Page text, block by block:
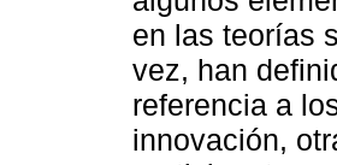
en las teorías
vez, han
referencia a
innovación,